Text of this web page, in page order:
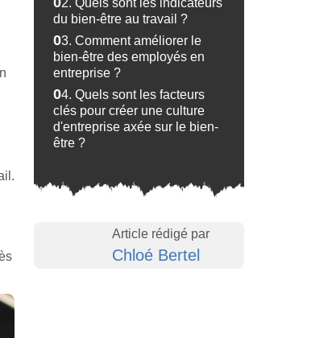
02. Quels sont les indicateurs
du bien-être au travail ?
03. Comment améliorer le
bien-être des employés en
entreprise ?
04. Quels sont les facteurs
clés pour créer une culture
d'entreprise axée sur le bien-
être ?
Article rédigé par
Chloé Bertel